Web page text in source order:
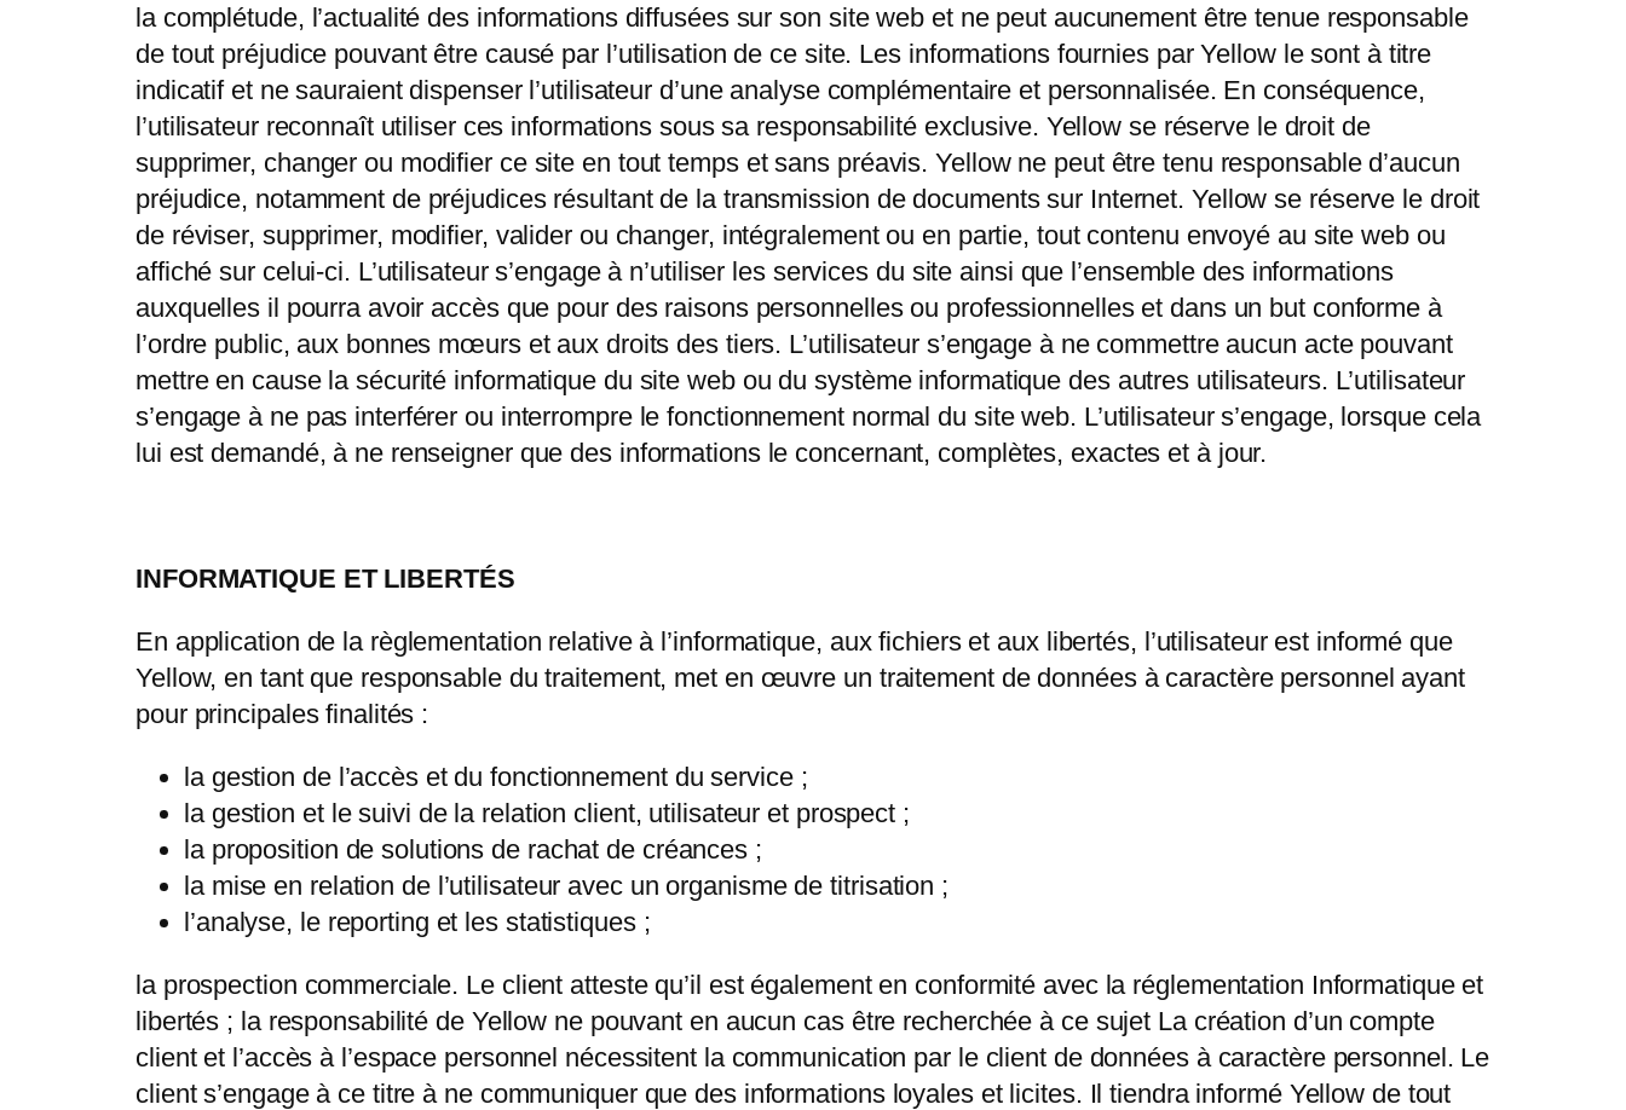
la complétude, l’actualité des informations diffusées sur son site web et ne peut aucunement être tenue responsable
de tout préjudice pouvant être causé par l’utilisation de ce site. Les informations fournies par Yellow le sont à titre
indicatif et ne sauraient dispenser l’utilisateur d’une analyse complémentaire et personnalisée. En conséquence,
l’utilisateur reconnaît utiliser ces informations sous sa responsabilité exclusive. Yellow se réserve le droit de
supprimer, changer ou modifier ce site en tout temps et sans préavis. Yellow ne peut être tenu responsable d’aucun
préjudice, notamment de préjudices résultant de la transmission de documents sur Internet. Yellow se réserve le droit
de réviser, supprimer, modifier, valider ou changer, intégralement ou en partie, tout contenu envoyé au site web ou
affiché sur celui-ci. L’utilisateur s’engage à n’utiliser les services du site ainsi que l’ensemble des informations
auxquelles il pourra avoir accès que pour des raisons personnelles ou professionnelles et dans un but conforme à
l’ordre public, aux bonnes mœurs et aux droits des tiers. L’utilisateur s’engage à ne commettre aucun acte pouvant
mettre en cause la sécurité informatique du site web ou du système informatique des autres utilisateurs. L’utilisateur
s’engage à ne pas interférer ou interrompre le fonctionnement normal du site web. L’utilisateur s’engage, lorsque cela
lui est demandé, à ne renseigner que des informations le concernant, complètes, exactes et à jour.
INFORMATIQUE ET LIBERTÉS
En application de la règlementation relative à l’informatique, aux fichiers et aux libertés, l’utilisateur est informé que
Yellow, en tant que responsable du traitement, met en œuvre un traitement de données à caractère personnel ayant
pour principales finalités :
la gestion de l’accès et du fonctionnement du service ;
la gestion et le suivi de la relation client, utilisateur et prospect ;
la proposition de solutions de rachat de créances ;
la mise en relation de l’utilisateur avec un organisme de titrisation ;
l’analyse, le reporting et les statistiques ;
la prospection commerciale. Le client atteste qu’il est également en conformité avec la réglementation Informatique et
libertés ; la responsabilité de Yellow ne pouvant en aucun cas être recherchée à ce sujet La création d’un compte
client et l’accès à l’espace personnel nécessitent la communication par le client de données à caractère personnel. Le
client s’engage à ce titre à ne communiquer que des informations loyales et licites. Il tiendra informé Yellow de tout